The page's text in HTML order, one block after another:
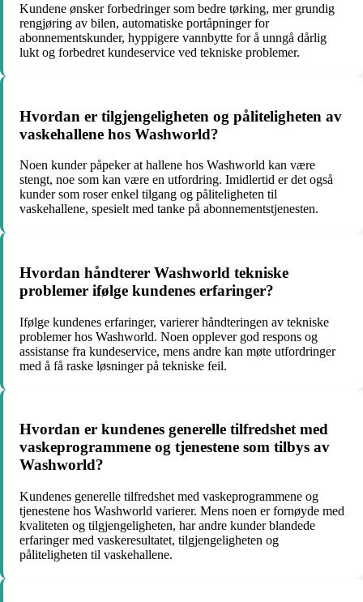
Kundene ønsker forbedringer som bedre tørking, mer grundig
rengjøring av bilen, automatiske portåpninger for
abonnementskunder, hyppigere vannbytte for å unngå dårlig
lukt og forbedret kundeservice ved tekniske problemer.
Hvordan er tilgjengeligheten og påliteligheten av
vaskehallene hos Washworld?
Noen kunder påpeker at hallene hos Washworld kan være
stengt, noe som kan være en utfordring. Imidlertid er det også
kunder som roser enkel tilgang og påliteligheten til
vaskehallene, spesielt med tanke på abonnementstjenesten.
Hvordan håndterer Washworld tekniske
problemer ifølge kundenes erfaringer?
Ifølge kundenes erfaringer, varierer håndteringen av tekniske
problemer hos Washworld. Noen opplever god respons og
assistanse fra kundeservice, mens andre kan møte utfordringer
med å få raske løsninger på tekniske feil.
Hvordan er kundenes generelle tilfredshet med
vaskeprogrammene og tjenestene som tilbys av
Washworld?
Kundenes generelle tilfredshet med vaskeprogrammene og
tjenestene hos Washworld varierer. Mens noen er fornøyde med
kvaliteten og tilgjengeligheten, har andre kunder blandede
erfaringer med vaskeresultatet, tilgjengeligheten og
påliteligheten til vaskehallene.